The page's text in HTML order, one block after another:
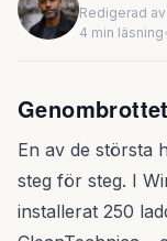
Redigerad
4 min läsning
En av de största
steg för steg. I
installerat 250